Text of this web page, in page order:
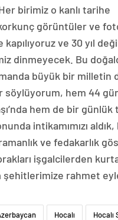
birimiz o kanlı tarihe
görüntüler ve
kapılıyoruz ve 30 yıl
dinmeyecek. Bu
büyük bir milletin
söylüyorum, hem 44
hem de bir
intikamımızı
ve fedakarlık
işgalcilerden
rahmet
Hocalı Hocalı